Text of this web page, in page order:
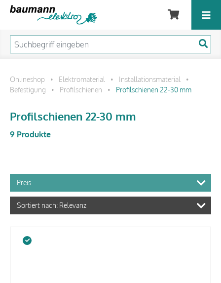
Onlineshop • Elektromaterial • Installationsmaterial
•
Befestigung
• Profilschienen • Profilschienen 22-30 mm
Profilschienen 22-30 mm
9 Produkte
Preis
Sortiert nach: Relevanz